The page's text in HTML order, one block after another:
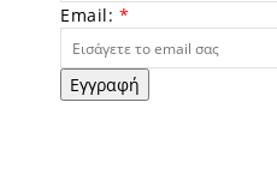
Email: *
Εγγραφή